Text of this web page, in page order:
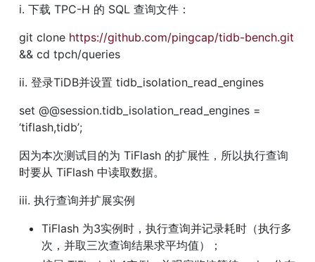
i. 下载 TPC-H 的 SQL 查询文件：
git clone https://github.com/pingcap/tidb-bench.git
&& cd tpch/queries
ii. 登录TiDB并设置 tidb_isolation_read_engines
set @@session.tidb_isolation_read_engines =
‘tiflash,tidb’;
因为本次测试目的为 TiFlash 的扩展性，所以执行查询
时要从 TiFlash 中读取数据。
iii. 执行查询并扩展实例
TiFlash 为3实例时，执行查询并记录耗时（执行多
次，并取三次查询结果求平均值）；